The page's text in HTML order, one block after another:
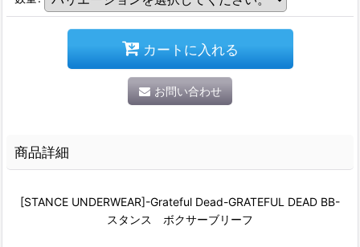
カートに入れる
お問い合わせ
商品詳細
[STANCE UNDERWEAR]-Grateful Dead-GRATEFUL DEAD BB-
スタンス ボクサーブリーフ